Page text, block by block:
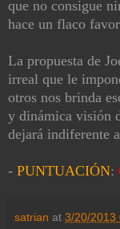
que no consigue
hace un flaco
La propuesta de
irreal que le
otros nos brinda
y dinámica visión
dejará indiferente
- PUNTUACIÓN:
satrian at 3/20/2013